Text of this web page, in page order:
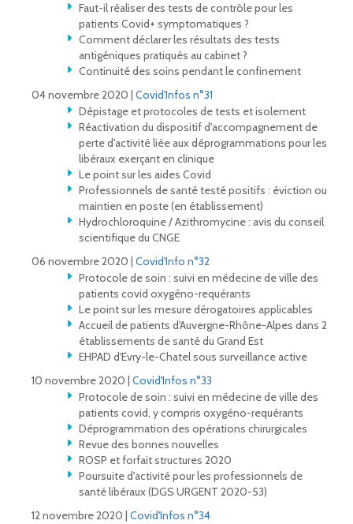
Faut-il réaliser des tests de contrôle pour les
patients Covid+ symptomatiques ?
Comment déclarer les résultats des tests
antigéniques pratiqués au cabinet ?
Continuité des soins pendant le confinement
04 novembre 2020 | Covid'Infos n°31
Dépistage et protocoles de tests et isolement
Réactivation du dispositif d'accompagnement de
perte d'activité liée aux déprogrammations pour les
libéraux exerçant en clinique
Le point sur les aides Covid
Professionnels de santé testé positifs : éviction ou
maintien en poste (en établissement)
Hydrochloroquine / Azithromycine : avis du conseil
scientifique du CNGE
06 novembre 2020 | Covid'Info n°32
Protocole de soin : suivi en médecine de ville des
patients covid oxygéno-requérants
Le point sur les mesure dérogatoires applicables
Accueil de patients d'Auvergne-Rhône-Alpes dans 2
établissements de santé du Grand Est
EHPAD d'Evry-le-Chatel sous surveillance active
10 novembre 2020 | Covid'Infos n°33
Protocole de soin : suivi en médecine de ville des
patients covid, y compris oxygéno-requérants
Déprogrammation des opérations chirurgicales
Revue des bonnes nouvelles
ROSP et forfait structures 2020
Poursuite d'activité pour les professionnels de
santé libéraux (DGS URGENT 2020-53)
12 novembre 2020 | Covid'Infos n°34